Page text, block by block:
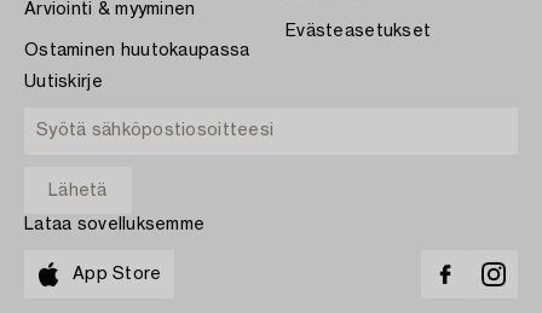
Arviointi & myyminen
Ostaminen huutokaupassa
Evästeasetukset
Uutiskirje
Lataa sovelluksemme
App Store